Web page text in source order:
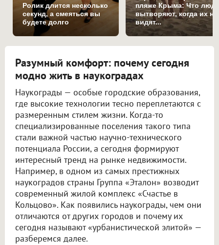
Ролик длится несколько
секунд, а смеяться вы
будете долго
пляже Крыма: Что
вытворяют, когда их не
видят...
Разумный комфорт: почему сегодня
модно жить в наукоградах
Наукограды — особые городские образования,
где высокие технологии тесно переплетаются с
размеренным стилем жизни. Когда-то
специализированные поселения такого типа
стали важной частью научно-технического
потенциала России, а сегодня формируют
интересный тренд на рынке недвижимости.
Например, в одном из самых престижных
наукоградов страны Группа «Эталон» возводит
современный жилой комплекс «Счастье в
Кольцово». Как появились наукограды, чем они
отличаются от других городов и почему их
сегодня называют «урбанистической элитой» —
разберемся далее.